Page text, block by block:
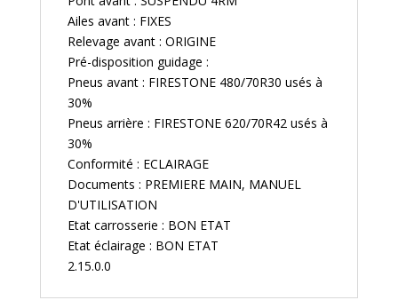
Ailes avant : FIXES
Relevage avant : ORIGINE
Pré-disposition guidage :
Pneus avant : FIRESTONE 480/70R30 usés à
30%
Pneus arrière : FIRESTONE 620/70R42 usés à
30%
Conformité : ECLAIRAGE
Documents : PREMIERE MAIN, MANUEL
D'UTILISATION
Etat carrosserie : BON ETAT
Etat éclairage : BON ETAT
2.15.0.0